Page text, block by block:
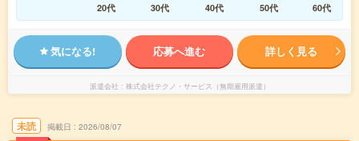
20代 30代 40代 50代 60代
気になる! 応募へ進む 詳しく見る
派遣会社 株式会社テクノ・サービス（無期雇用派遣）
未読 掲載日 2026/08/07